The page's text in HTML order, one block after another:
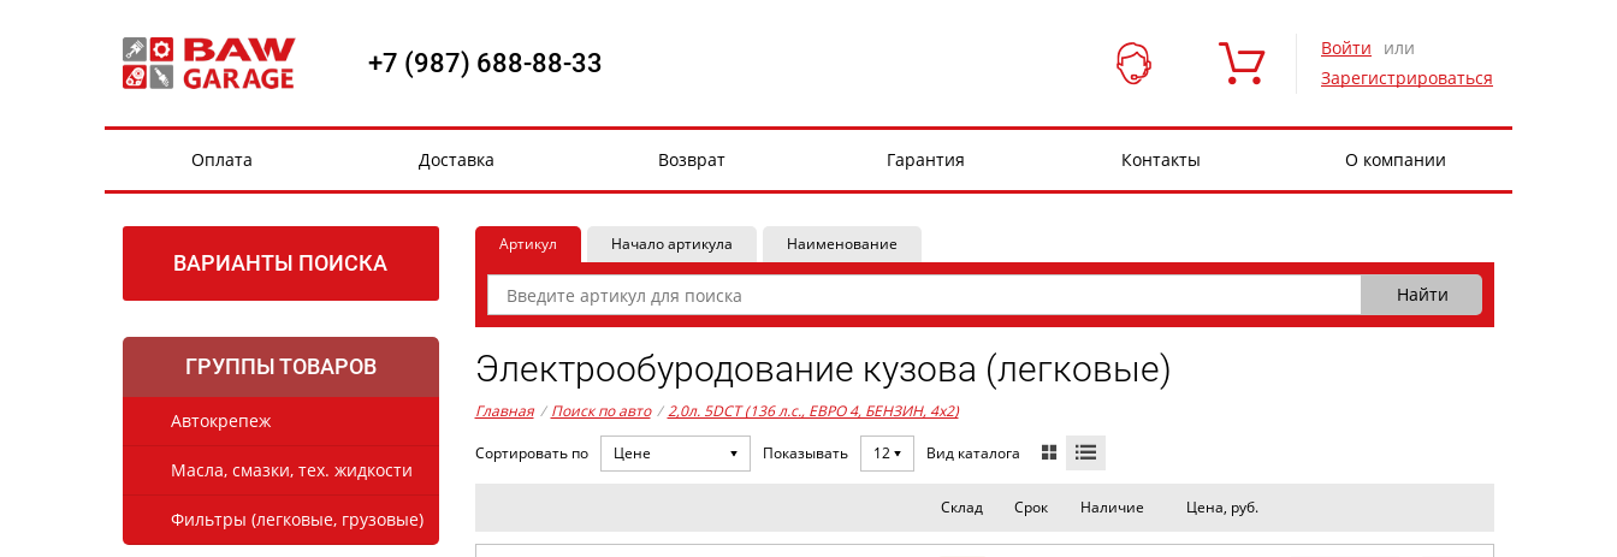
+7 (987) 688-88-33 Войти
или
Зарегистрироваться
Оплата Доставка Возврат Гарантия Контакты О компании
ВАРИАНТЫ ПОИСКА
ГРУППЫ ТОВАРОВ
Автокрепеж
Масла, смазки, тех. жидкости
Фильтры (легковые, грузовые)
Артикул Начало артикула Наименование
Электрообуродование кузова (легковые)
Главная / Поиск по авто / 2,0л. 5DCT (136 л.с., ЕВРО 4, БЕНЗИН, 4x2)
Сортировать по Цене Показывать 12 Вид каталога
Склад Срок Наличие Цена, руб.